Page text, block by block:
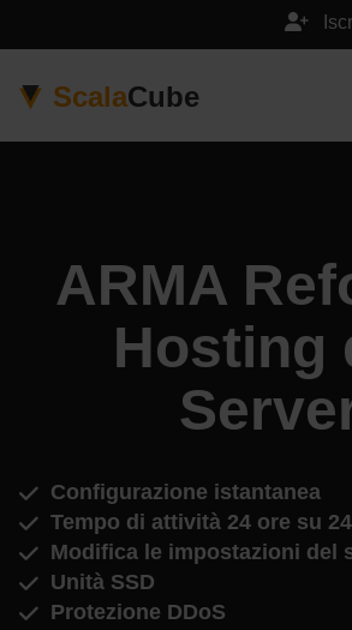
ScalaCube
ARMA
Hosting
Configurazione istantanea
Tempo di attività 24 ore su
Modifica le impostazioni del
Unità SSD
Protezione DDoS